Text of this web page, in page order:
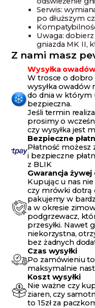
Serwis:
po dłuższym
Uwaga:
gniazda MK II,
Z nami masz
Wysyłka
W trosce o dobro
wysyłka owadów
do dnia w którym
bezpieczna.
Jeśli termin
prosimy o
czy wysyłka jest
Bezpieczne
Płatność
i bezpieczne
z BLIK
Gwarancja
Kupując u nas
czy mrówki dotrą
pakujemy w
a w okresie
podgrzewacz,
przesyłki. Nawet
niekorzystna,
bez żadnych
Czas wysyłki
Po zamówieniu
maksymalnie
Koszt wysyłki
Nie ważne czy
ziaren, czy
to 15zł za